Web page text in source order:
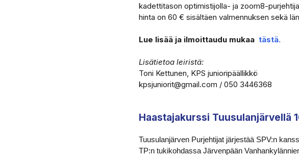
kadettitason optimistijolla- ja zoom8-
hinta on 60 € sisältäen valmennuksen sekä
Lue lisää ja iImoittaudu mukaa tästä.
Lisätietoa leiristä:
Toni Kettunen, KPS junioripäällikkö
kpsjuniorit@gmail.com / 050 3446368
Haastajakurssi Tuusulanjärvellä
Tuusulanjärven Purjehtijat järjestää SPV:n
TP:n tukikohdassa Järvenpään